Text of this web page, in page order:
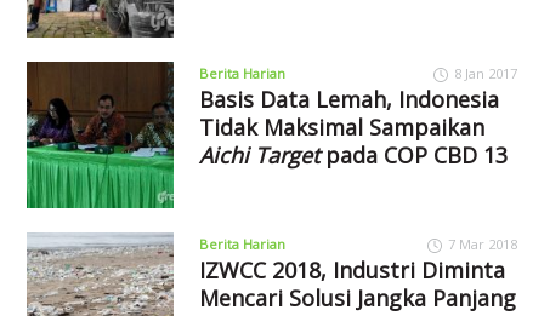
Berita Harian 8 Jan 2017
Basis Data Lemah, Indonesia
Tidak Maksimal Sampaikan
Aichi Targetpada COP CBD 13
Berita Harian 7 Mar 2018
IZWCC 2018, Industri Diminta
Mencari Solusi Jangka Panjang